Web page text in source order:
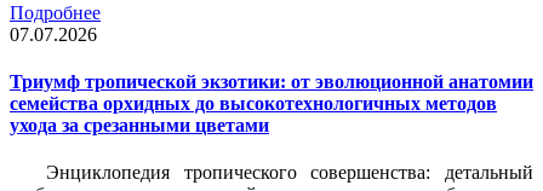
Подробнее
07.07.2026
Триумф тропической экзотики: от эволюционной анатомии
семейства орхидных до высокотехнологичных методов
ухода за срезанными цветами
Энциклопедия тропического совершенства: детальный